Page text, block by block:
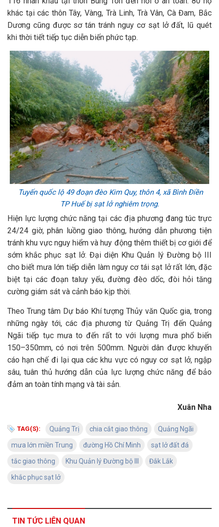
khác tại các thôn Tây, Vàng, Trà Linh, Trà Vân, Cà Đam, Bắc
Dương cũng được sơ tán tránh nguy cơ sạt lở đất, lũ quét
khi thời tiết tiếp tục diễn biến phức tạp.
Tuyến quốc lộ 49 đoạn đèo Kim Quy, thôn 4, xã Bình Điền
TP Huế bị sạt lở nghiêm trọng.
Hiện lực lượng chức năng tại các địa phương đang túc trực
24/24 giờ, phân luồng giao thông, hướng dẫn phương tiện
tránh khu vực nguy hiểm và huy động thêm thiết bị cơ giới để
sớm khắc phục sạt lở. Đại diện Khu Quản lý Đường bộ III
cho biết mưa lớn tiếp diễn làm nguy cơ tái sạt lở rất lớn, đặc
biệt tại các đoạn taluy yếu, đường đèo dốc, đòi hỏi tăng
cường giám sát và cảnh báo kịp thời.
Theo Trung tâm Dự báo Khí tượng Thủy văn Quốc gia, trong
những ngày tới, các địa phương từ Quảng Trị đến Quảng
Ngãi tiếp tục mưa to đến rất to với lượng mưa phổ biến
150–350mm, có nơi trên 500mm. Người dân được khuyến
cáo hạn chế đi lại qua các khu vực có nguy cơ sạt lở, ngập
sâu, tuân thủ hướng dẫn của lực lượng chức năng để bảo
đảm an toàn tính mạng và tài sản.
Xuân Nha
TAG(S): Quảng Trị chia cắt giao thông Quảng Ngãi
mưa lớn miền Trung đường Hồ Chí Minh sạt lở đất đá
tắc giao thông Khu Quản lý Đường bộ III Đắk Lắk
khắc phục sạt lở
TIN TỨC LIÊN QUAN